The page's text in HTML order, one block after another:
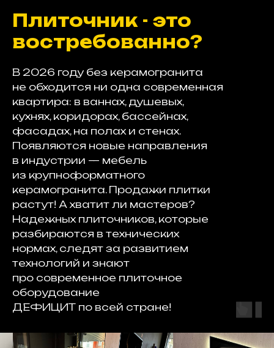
Плиточник - это
востребованно?
В 2026 году без керамогранита
не обходится ни одна современная
квартира: в ваннах, душевых,
кухнях, коридорах, бассейнах,
фасадах, на полах и стенах.
Появляются новые направления
в индустрии — мебель
из крупноформатного
керамогранита. Продажи плитки
растут! А хватит ли мастеров?
Надежных плиточников, которые
разбираются в технических
нормах, следят за развитием
технологий и знают
про современное плиточное
оборудование
ДЕФИЦИТ по всей стране!